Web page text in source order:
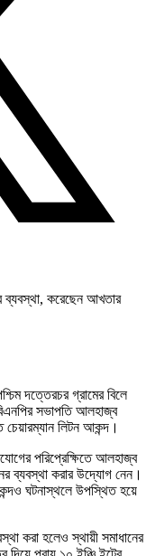
দত্তেরচর গ্রামের বিলে
সভাপতি আলহাজ্ব
লিটন আকন্দ।
পরিপ্রেক্ষিতে আলহাজ্ব
ব্যবস্থা করার উদ্যোগ নেন।
ঘটনাস্থলে উপস্থিত হয়ে
করা হলেও স্থায়ী সমাধানের